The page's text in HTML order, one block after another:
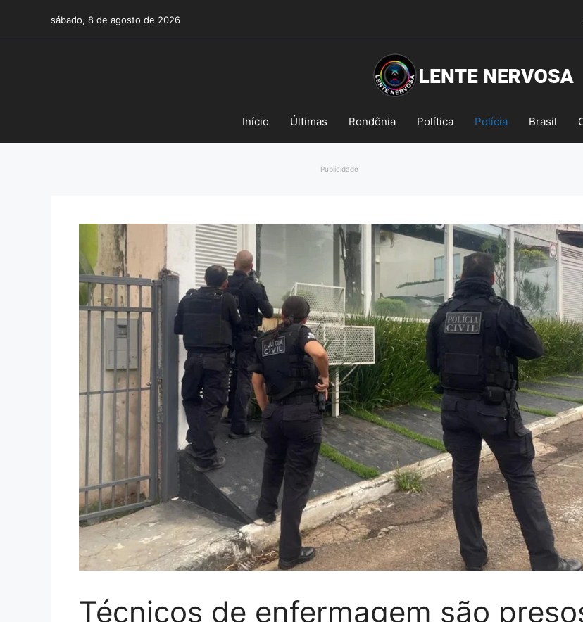
o
sábado, 8 de agosto de 2026
Início Últimas Rondônia Política Polícia Brasil
Publicidade
Técnicos de enfermagem são